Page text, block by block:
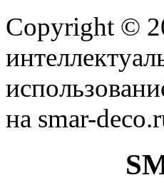
Copyright ©
на smar-